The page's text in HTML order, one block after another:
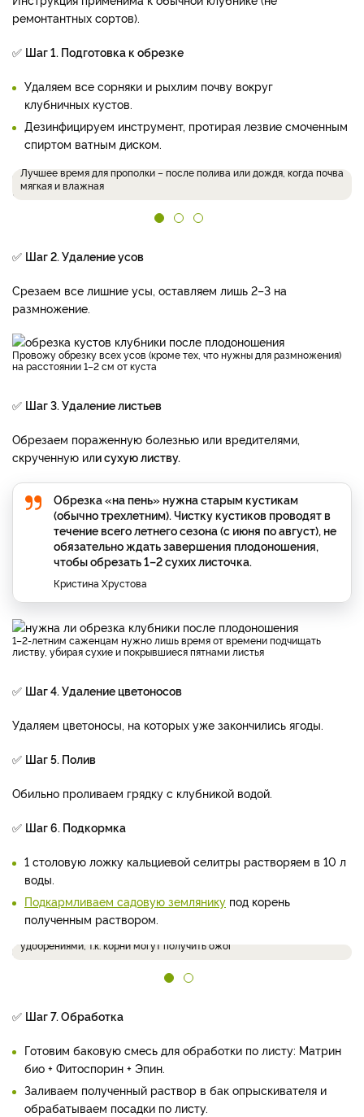
ремонтантных сортов).
✅ Шаг 1. Подготовка к обрезке
Удаляем все сорняки и рыхлим почву вокруг
клубничных кустов.
Дезинфицируем инструмент, протирая лезвие смоченным
спиртом ватным диском.
Лучшее время для прополки – после полива или дождя, когда почва
мягкая и влажная
✅ Шаг 2. Удаление усов
Срезаем все лишние усы, оставляем лишь 2–3 на
размножение.
Провожу обрезку всех усов (кроме тех, что нужны для размножения)
на расстоянии 1–2 см от куста
✅ Шаг 3. Удаление листьев
Обрезаем пораженную болезнью или вредителями,
скрученную или сухую листву.
Обрезка «на пень» нужна старым кустикам
(обычно трехлетним). Чистку кустиков проводят в
течение всего летнего сезона (с июня по август), не
обязательно ждать завершения плодоношения,
чтобы обрезать 1–2 сухих листочка.
Кристина Хрустова
1–2-летним саженцам нужно лишь время от времени подчищать
листву, убирая сухие и покрывшиеся пятнами листья
✅ Шаг 4. Удаление цветоносов
Удаляем цветоносы, на которых уже закончились ягоды.
✅ Шаг 5. Полив
Обильно проливаем грядку с клубникой водой.
✅ Шаг 6. Подкормка
1 столовую ложку кальциевой селитры растворяем в 10 л
воды.
Подкармливаем садовую землянику под корень
полученным раствором.
удобрениями, т.к. корни могут получить ожог
✅ Шаг 7. Обработка
Готовим баковую смесь для обработки по листу: Матрин
био + Фитоспорин + Эпин.
Заливаем полученный раствор в бак опрыскивателя и
обрабатываем посадки по листу.